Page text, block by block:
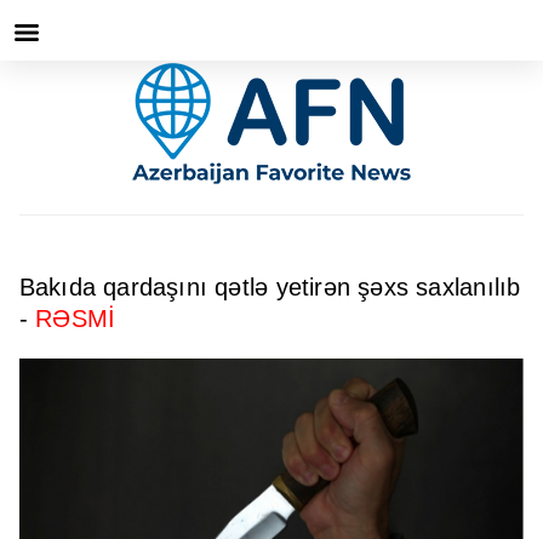
Bakıda qardaşını qətlə yetirən şəxs saxlanılıb
- RƏSMİ